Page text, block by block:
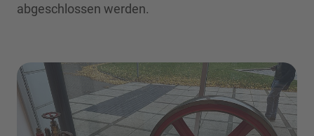
abgeschlossen werden.